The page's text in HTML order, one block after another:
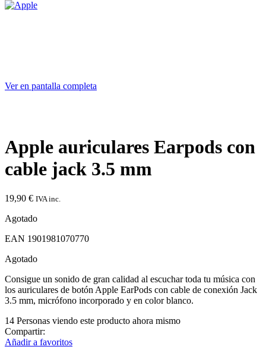
Ver en pantalla completa
Apple auriculares Earpods con
cable jack 3.5 mm
19,90 € IVA inc.
Agotado
EAN 1901981070770
Agotado
Consigue un sonido de gran calidad al escuchar toda tu música con
los auriculares de botón Apple EarPods con cable de conexión Jack
3.5 mm, micrófono incorporado y en color blanco.
14 Personas viendo este producto ahora mismo
Compartir:
Añadir a favoritos